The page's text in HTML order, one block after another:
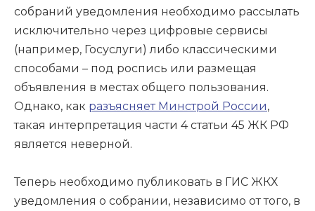
собраний уведомления необходимо рассылать
исключительно через цифровые сервисы
(например, Госуслуги) либо классическими
способами – под роспись или размещая
объявления в местах общего пользования.
Однако, как разъясняет Минстрой России,
такая интерпретация части 4 статьи 45 ЖК РФ
является неверной.
Теперь необходимо публиковать в ГИС ЖКХ
уведомления о собрании, независимо от того, в